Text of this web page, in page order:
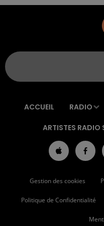
ACCUEIL RADIO
ARTISTES RADIO
Gestion des cookies
Politique de Confidentialité